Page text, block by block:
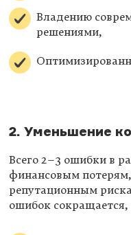
Владению
решениями,
2. Уменьшение
Всего 2–3 ошибки в
финансовым
репутационным
ошибок сокращается,